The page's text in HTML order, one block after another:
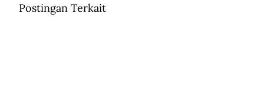
Postingan Terkait